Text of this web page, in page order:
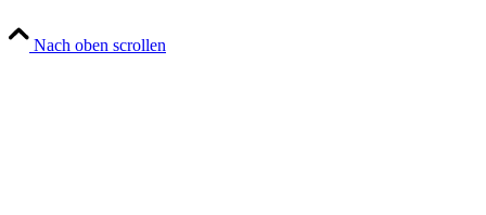
Nach oben scrollen